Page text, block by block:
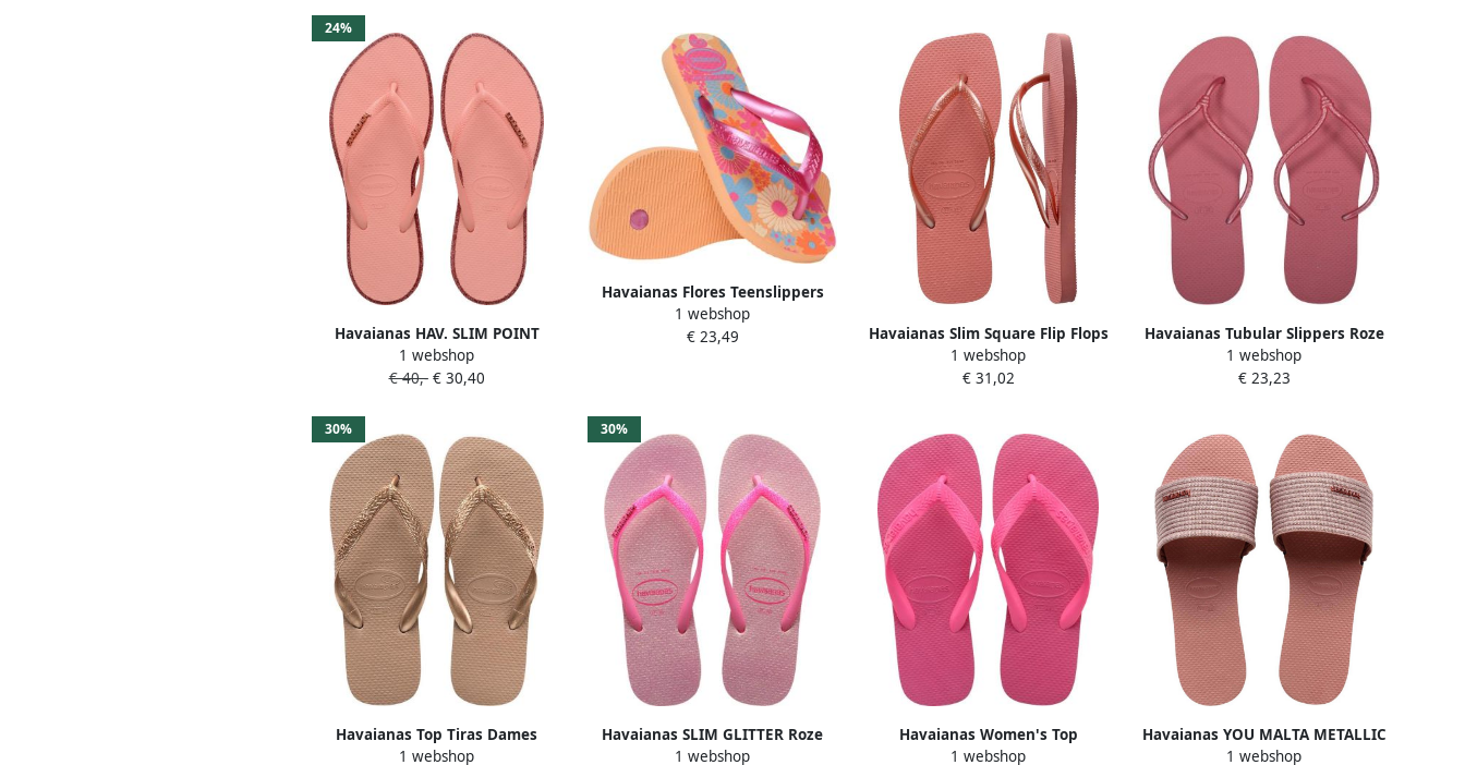
24%
Havaianas HAV. SLIM POINT
GLITTER CANYON CLAY BLOSSOM
Dames Slippers canyon clay
1 webshop
€ 40,-€ 30,40
Havaianas Flores Teenslippers
Junior
1 webshop
€ 23,49
Havaianas Slim Square Flip Flops
Dames Roze- Dames Roze
1 webshop
€ 31,02
Havaianas Tubular Slippers Roze
Vrouw
1 webshop
€ 23,23
30%
Havaianas Top Tiras Dames
Slippers Rose Gold
1 webshop
30%
Havaianas SLIM GLITTER Roze
Dames Slippers
1 webshop
Havaianas Women's Top
Sandalen roze
1 webshop
Havaianas YOU MALTA METALLIC
Crocus Rose
1 webshop